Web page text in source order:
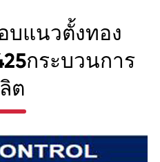
บแนวตั้งทอง
กระบวนการ
ต